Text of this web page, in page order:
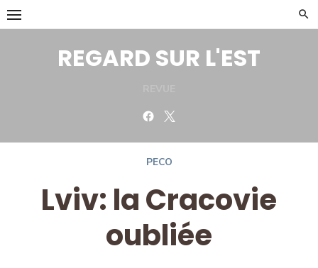
Skip
to
REGARD SUR L'EST
Facebook
PECO
Lviv: la Cracovie
oubliée